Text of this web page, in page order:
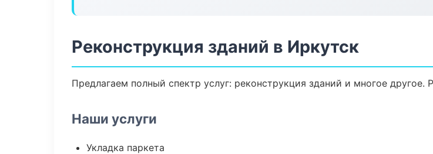
Реконструкция зданий в Иркутск
Предлагаем полный спектр услуг: реконструкция зданий и многое
Наши услуги
Укладка паркета